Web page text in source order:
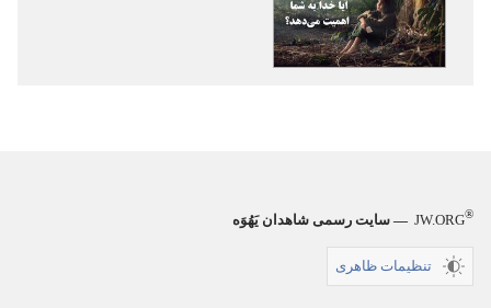
JW.ORG® — سایت رسمی شاهدان یَهُوَه
تنظیمات ظاهری